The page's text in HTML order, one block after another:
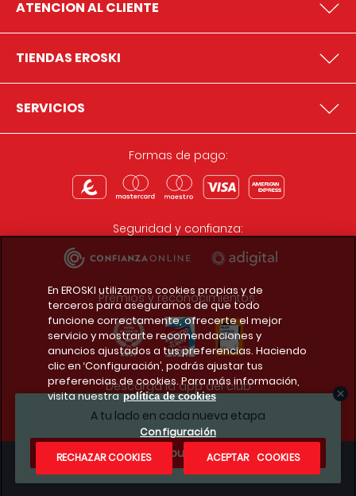
A tu lado en cada nueva etapa
¿Te apuntas?
ATENCION AL CLIENTE
TIENDAS EROSKI
SERVICIOS
Formas de pago:
Seguridad y confianza:
Premios y reconocimientos:
Descarga la app del club
Condiciones legales
En EROSKI utilizamos cookies propias y de
terceros para asegurarnos de que todo
funcione correctamente, ofrecerte el mejor
servicio y mostrarte recomendaciones y
anuncios ajustados a tus preferencias. Haciendo
clic en ‘Configuración’, podrás ajustar tus
preferencias de cookies. Para más información,
visita nuestra política de cookies
Configuración
RECHAZAR COOKIES
ACEPTAR COOKIES